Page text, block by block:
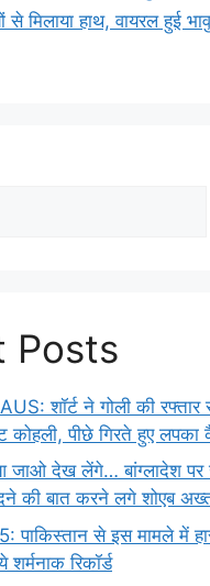
से मिलाया हाथ, वायरल हुई
Posts
शॉर्ट ने गोली की रफ्तार
कोहली, पीछे गिरते हुए
देख लेंगे… बांग्लादेश पर
की बात करने लगे शोएब
से इस मामले में
रिकॉर्ड